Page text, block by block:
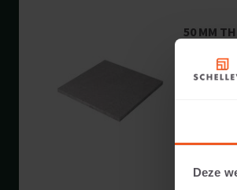
Deze
50 MM
Available
Weight: